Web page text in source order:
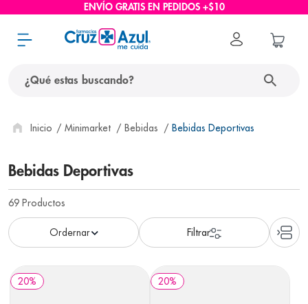
ENVÍO GRATIS EN PEDIDOS +$10
Minimarket Bebidas Bebidas Deportivas
Bebidas Deportivas
69 Productos
20% 20%
términos más buscados
2. pañales
3. eucerin
cerave
5. nivea
6.